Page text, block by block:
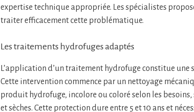
expertise technique appropriée. Les spécialistes
traiter efficacement cette problématique.
Les traitements hydrofuges adaptés
L’application d’un traitement hydrofuge constitue
Cette intervention commence par un nettoyage
produit hydrofuge, incolore ou coloré selon les
et sèches. Cette protection dure entre 5 et 10 ans et